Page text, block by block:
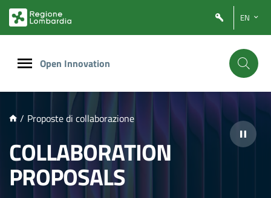
PRINCIPALE
EN
Open Innovation
/ Proposte di collaborazione
COLLABORATION
PROPOSALS